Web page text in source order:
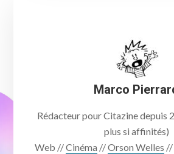
Marco
Rédacteur pour Citazine depuis
plus si affinités)
Web //Cinéma //Orson Welles